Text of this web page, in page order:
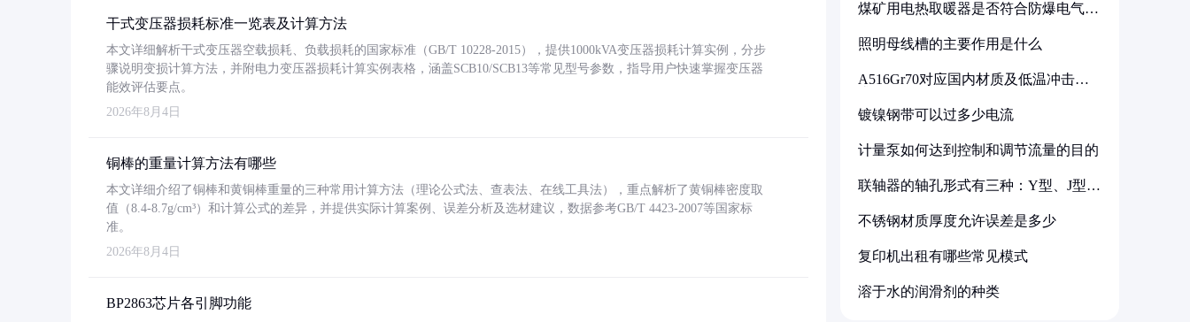
干式变压器损耗标准一览表及计算方法
本文详细解析干式变压器空载损耗、负载损耗的国家标准（GB/T 10228-2015），提供1000kVA变压器损耗计算实例，分步
骤说明变损计算方法，并附电力变压器损耗计算实例表格，涵盖SCB10/SCB13等常见型号参数，指导用户快速掌握变压器
能效评估要点。
2026年8月4日
铜棒的重量计算方法有哪些
本文详细介绍了铜棒和黄铜棒重量的三种常用计算方法（理论公式法、查表法、在线工具法），重点解析了黄铜棒密度取
值（8.4-8.7g/cm³）和计算公式的差异，并提供实际计算案例、误差分析及选材建议，数据参考GB/T 4423-2007等国家标
准。
2026年8月4日
BP2863芯片各引脚功能
煤矿用电热取暖器是否符合防爆电气设
照明母线槽的主要作用是什么
A516Gr70对应国内材质及低温冲击要
镀镍钢带可以过多少电流
计量泵如何达到控制和调节流量的目的
联轴器的轴孔形式有三种：Y型、J型、
不锈钢材质厚度允许误差是多少
复印机出租有哪些常见模式
溶于水的润滑剂的种类